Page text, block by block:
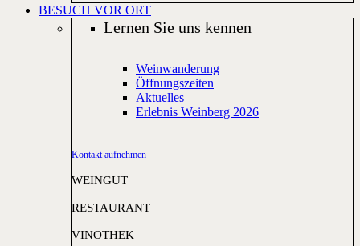
BESUCH VOR ORT
Lernen Sie uns kennen
Weinwanderung
Öffnungszeiten
Aktuelles
Erlebnis Weinberg 2026
Kontakt aufnehmen
WEINGUT
RESTAURANT
VINOTHEK